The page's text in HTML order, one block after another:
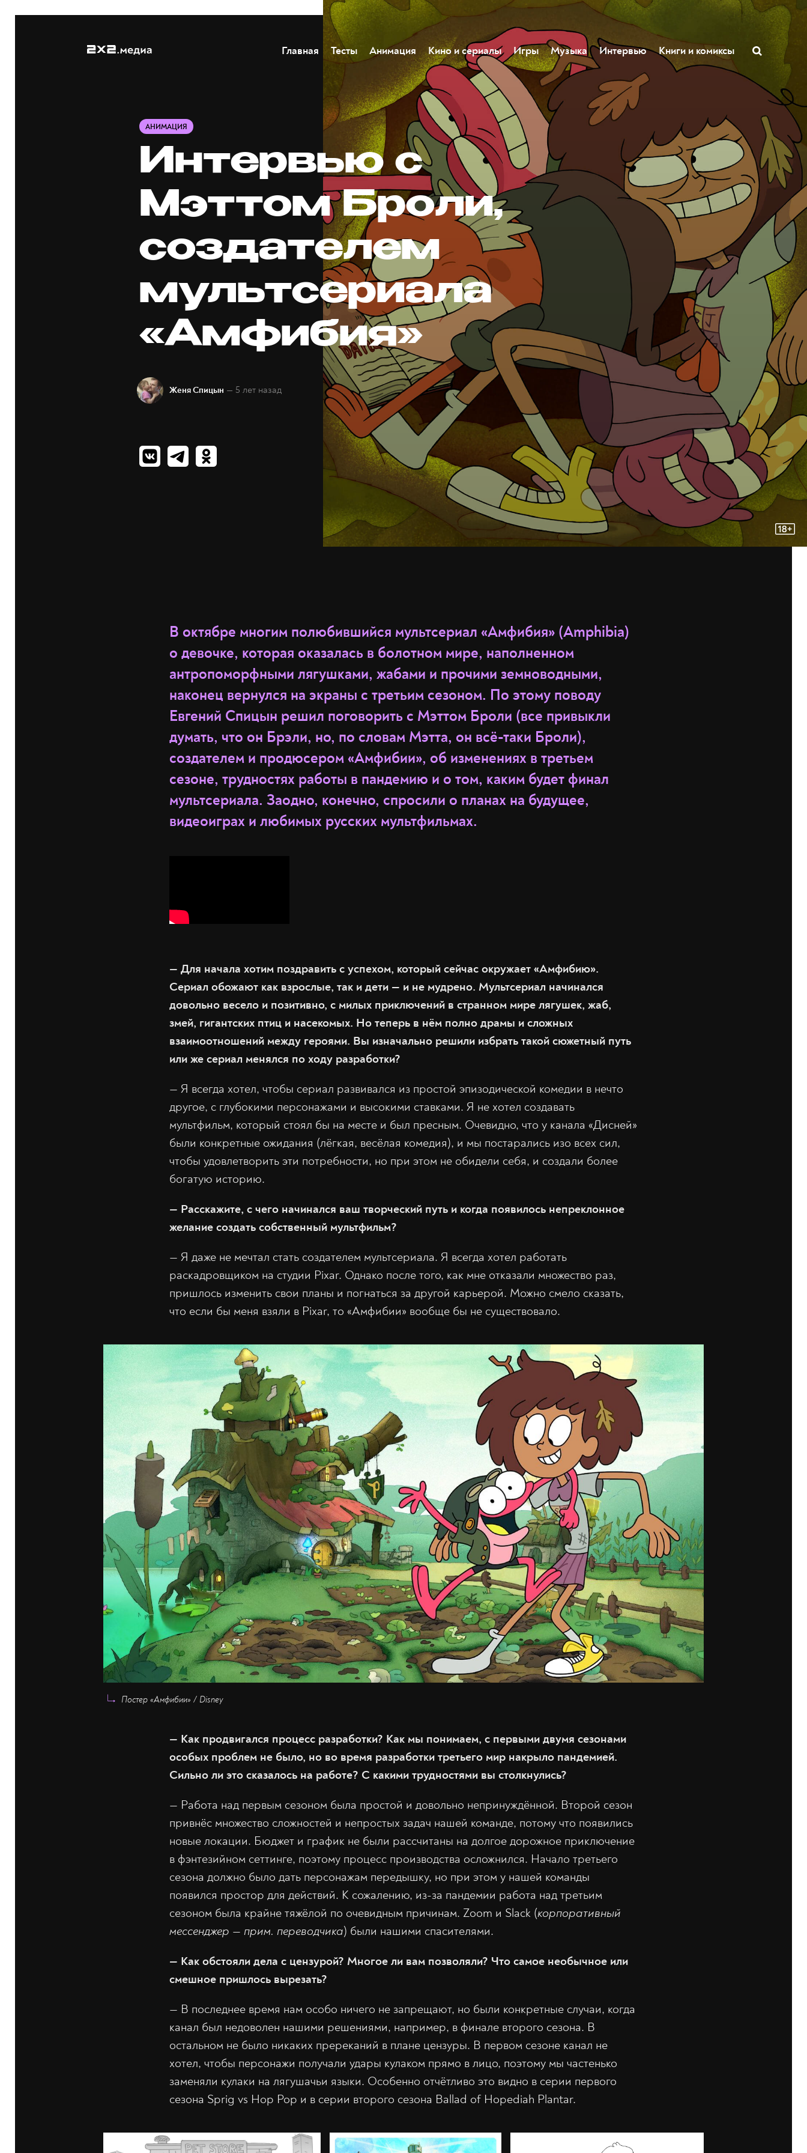
Главная Тесты Анимация Кино и сериалы Игры Музыка Интервью Книги и комиксы
АНИМАЦИЯ
Интервью с
Мэттом Броли,
создателем
мультсериала
«Амфибия»
Женя Спицын — 5 лет назад
В октябре многим полюбившийся мультсериал «Амфибия» (Amphibia)
о девочке, которая оказалась в болотном мире, наполненном
антропоморфными лягушками, жабами и прочими земноводными,
наконец вернулся на экраны с третьим сезоном. По этому поводу
Евгений Спицын решил поговорить с Мэттом Броли (все привыкли
думать, что он Брэли, но, по словам Мэтта, он всё-таки Броли),
создателем и продюсером «Амфибии», об изменениях в третьем
сезоне, трудностях работы в пандемию и о том, каким будет финал
мультсериала. Заодно, конечно, спросили о планах на будущее,
видеоиграх и любимых русских мультфильмах.
— Для начала хотим поздравить с успехом, который сейчас окружает «Амфибию».
Сериал обожают как взрослые, так и дети — и не мудрено. Мультсериал начинался
довольно весело и позитивно, с милых приключений в странном мире лягушек, жаб,
змей, гигантских птиц и насекомых. Но теперь в нём полно драмы и сложных
взаимоотношений между героями. Вы изначально решили избрать такой сюжетный путь
или же сериал менялся по ходу разработки?
— Я всегда хотел, чтобы сериал развивался из простой эпизодической комедии в нечто
другое, с глубокими персонажами и высокими ставками. Я не хотел создавать
мультфильм, который стоял бы на месте и был пресным. Очевидно, что у канала «Дисней»
были конкретные ожидания (лёгкая, весёлая комедия), и мы постарались изо всех сил,
чтобы удовлетворить эти потребности, но при этом не обидели себя, и создали более
богатую историю.
— Расскажите, с чего начинался ваш творческий путь и когда появилось непреклонное
желание создать собственный мультфильм?
— Я даже не мечтал стать создателем мультсериала. Я всегда хотел работать
раскадровщиком на студии Pixar. Однако после того, как мне отказали множество раз,
пришлось изменить свои планы и погнаться за другой карьерой. Можно смело сказать,
что если бы меня взяли в Pixar, то «Амфибии» вообще бы не существовало.
Постер «Амфибии» / Disney
— Как продвигался процесс разработки? Как мы понимаем, с первыми двумя сезонами
особых проблем не было, но во время разработки третьего мир накрыло пандемией.
Сильно ли это сказалось на работе? С какими трудностями вы столкнулись?
— Работа над первым сезоном была простой и довольно непринуждённой. Второй сезон
привнёс множество сложностей и непростых задач нашей команде, потому что появились
новые локации. Бюджет и график не были рассчитаны на долгое дорожное приключение
в фэнтезийном сеттинге, поэтому процесс производства осложнился. Начало третьего
сезона должно было дать персонажам передышку, но при этом у нашей команды
появился простор для действий. К сожалению, из-за пандемии работа над третьим
сезоном была крайне тяжёлой по очевидным причинам. Zoom и Slack (корпоративный
мессенджер — прим. переводчика) были нашими спасителями.
— Как обстояли дела с цензурой? Многое ли вам позволяли? Что самое необычное или
смешное пришлось вырезать?
— В последнее время нам особо ничего не запрещают, но были конкретные случаи, когда
канал был недоволен нашими решениями, например, в финале второго сезона. В
остальном не было никаких пререканий в плане цензуры. В первом сезоне канал не
хотел, чтобы персонажи получали удары кулаком прямо в лицо, поэтому мы частенько
заменяли кулаки на лягушачьи языки. Особенно отчётливо это видно в серии первого
сезона Sprig vs Hop Pop и в серии второго сезона Ballad of Hopediah Plantar.